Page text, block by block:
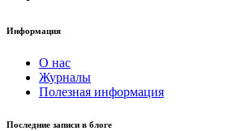
Информация
О нас
Журналы
Полезная информация
Последние записи в блоге